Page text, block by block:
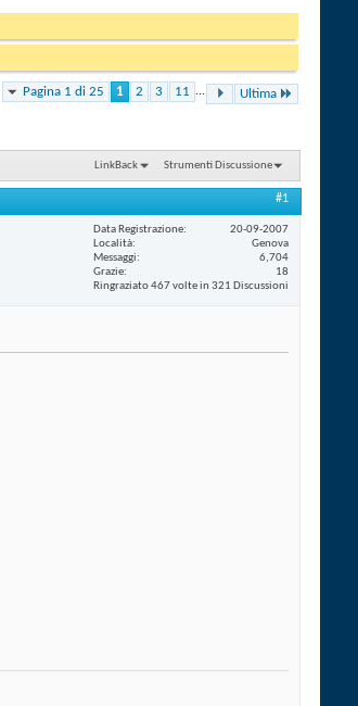
Pagina 1 di 25 1 2 3 11 ... Ultima
LinkBack Strumenti Discussione
#1
Data Registrazione
20-09-2007
Località
Genova
Messaggi
6,704
Grazie
18
Ringraziato 467 volte in 321 Discussioni